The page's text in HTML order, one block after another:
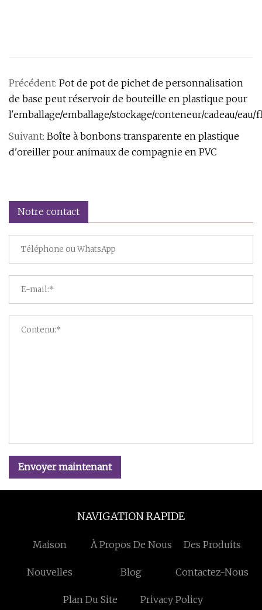
Précédent: Pot de pot de pichet de personnalisation
de base peut réservoir de bouteille en plastique pour
l'emballage/emballage/stockage/conteneur/cadeau/
Suivant: Boîte à bonbons transparente en plastique
d'oreiller pour animaux de compagnie en PVC
Notre contact
Envoyer maintenant
NAVIGATION RAPIDE
Maison À Propos De Nous Des Produits
Nouvelles Blog Contactez-Nous
Plan Du Site Privacy Policy